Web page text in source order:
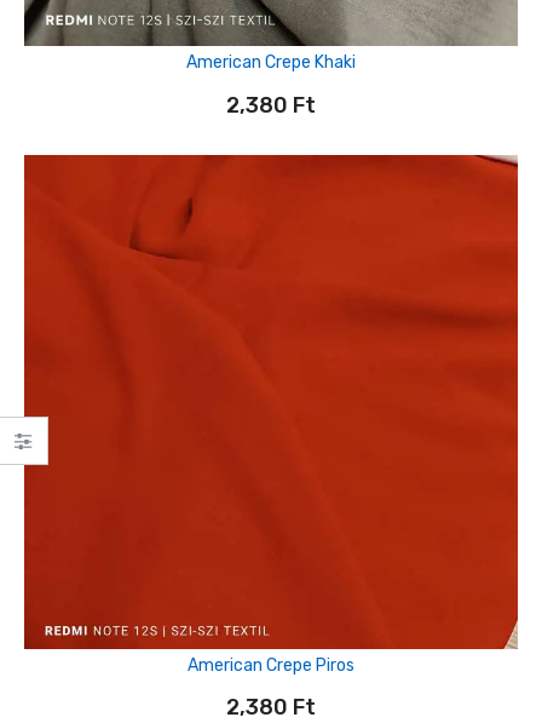
American Crepe Khaki
2,380 Ft
American Crepe Piros
2,380 Ft